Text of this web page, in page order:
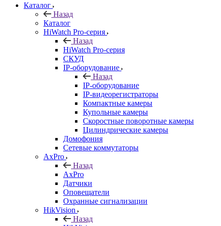
Каталог
Назад
Каталог
HiWatch Pro-серия
Назад
HiWatch Pro-серия
CКУД
IP-оборудование
Назад
IP-оборудование
IP-видеорегистраторы
Компактные камеры
Купольные камеры
Скоростные поворотные камеры
Цилиндрические камеры
Домофония
Сетевые коммутаторы
AxPro
Назад
AxPro
Датчики
Оповещатели
Охранные сигнализации
HikVision
Назад